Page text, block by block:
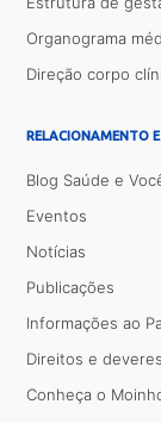
Organograma
Direção corpo
RELACIONAMENTO
Blog Saúde e
Eventos
Notícias
Publicações
Informações ao
Direitos e
Conheça o